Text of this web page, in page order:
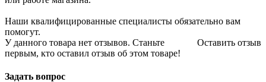
Наши квалифицированные специалисты обязательно вам
помогут.
Оставить отзыв
У данного товара нет отзывов. Станьте
первым, кто оставил отзыв об этом товаре!
Задать вопрос